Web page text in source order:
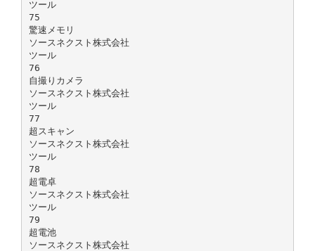
ツール
75
驚速メモリ
ソースネクスト株式会社
ツール
76
自撮りカメラ
ソースネクスト株式会社
ツール
77
超スキャン
ソースネクスト株式会社
ツール
78
超電卓
ソースネクスト株式会社
ツール
79
超電池
ソースネクスト株式会社